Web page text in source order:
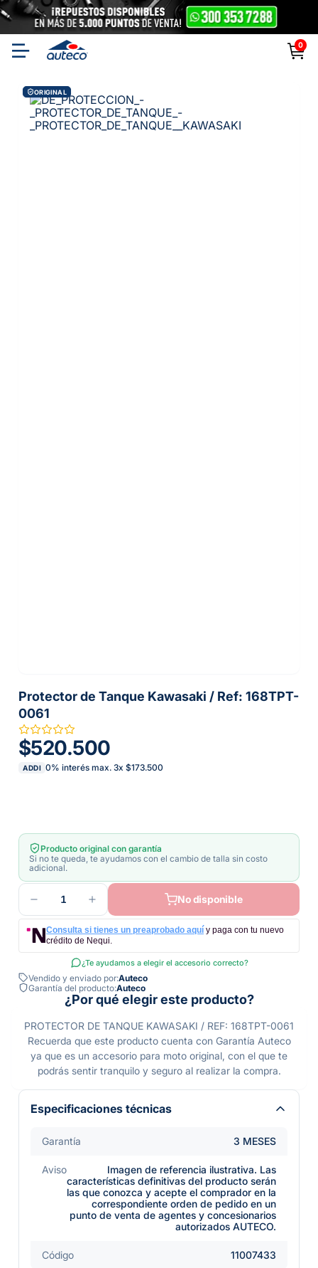
0
ORIGINAL
Protector de Tanque Kawasaki / Ref: 168TPT-
0061
$520.500
ADDI 0% interés max. 3x $173.500
Producto original con garantía
Si no te queda, te ayudamos con el cambio de talla sin costo
adicional.
1 No disponible
Consulta si tienes un preaprobado aquí y paga con tu nuevo
crédito de Nequi.
¿Te ayudamos a elegir el accesorio correcto?
Vendido y enviado por:Auteco
Garantía del producto:Auteco
¿Por qué elegir este producto?
PROTECTOR DE TANQUE KAWASAKI / REF: 168TPT-0061
Recuerda que este producto cuenta con Garantía Auteco
ya que es un accesorio para moto original, con el que te
podrás sentir tranquilo y seguro al realizar la compra.
Especificaciones técnicas
Garantía 3 MESES
Aviso
Imagen de referencia ilustrativa. Las
características definitivas del producto serán
las que conozca y acepte el comprador en la
correspondiente orden de pedido en un
punto de venta de agentes y concesionarios
autorizados AUTECO.
Código 11007433